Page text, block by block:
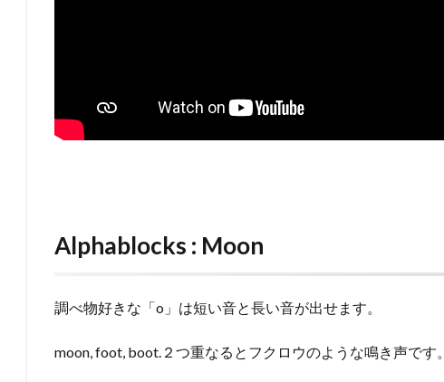
Alphablocks : Moon
調べ物好きな「o」は短い音と長い音が出せます。
moon, foot, boot.２つ重なるとフクロウのような鳴き声です。